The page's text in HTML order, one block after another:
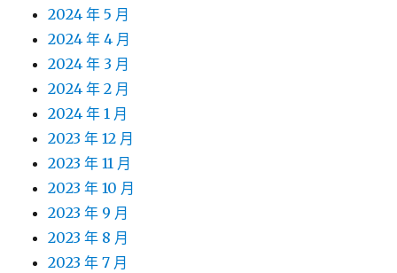
2024 年 5 月
2024 年 4 月
2024 年 3 月
2024 年 2 月
2024 年 1 月
2023 年 12 月
2023 年 11 月
2023 年 10 月
2023 年 9 月
2023 年 8 月
2023 年 7 月